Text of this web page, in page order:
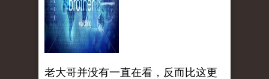
老大哥并没有一直在看，反而比这更